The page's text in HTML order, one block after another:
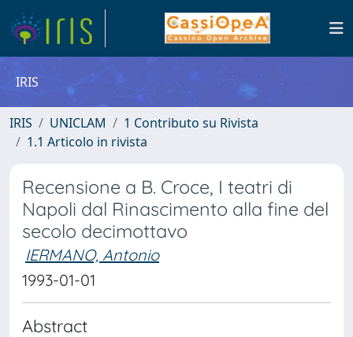
IRIS
IRIS UNICLAM
1 Contributo su Rivista
1.1 Articolo in rivista
Recensione a B. Croce, I teatri di
Napoli dal Rinascimento alla fine del
secolo decimottavo
IERMANO, Antonio
1993-01-01
Abstract